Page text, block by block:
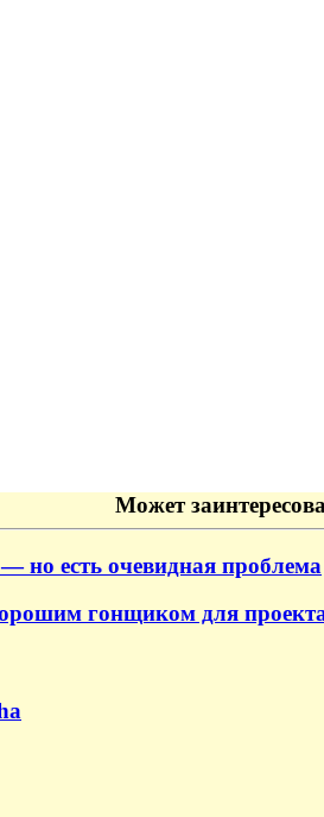
Может
но есть очевидная проблема
гонщиком для